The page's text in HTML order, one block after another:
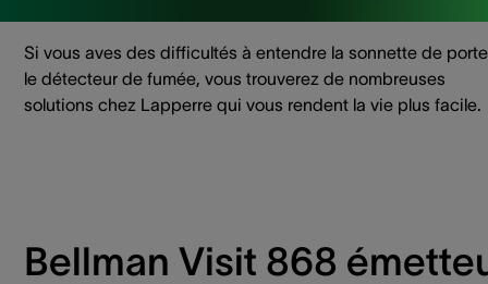
Si vous aves des difficultés à entendre la sonnette de
le détecteur de fumée, vous trouverez de nombreuses
solutions chez Lapperre qui vous rendent la vie plus facile.
Bellman Visit 868